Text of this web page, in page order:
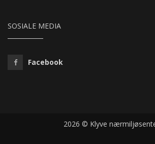
SOSIALE MEDIA
Facebook
2026 © Klyve